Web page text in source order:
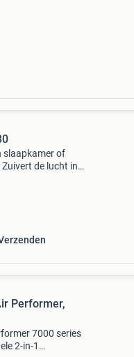
slaapkamer of
de lucht in
Performer,
7000 series
2-in-1